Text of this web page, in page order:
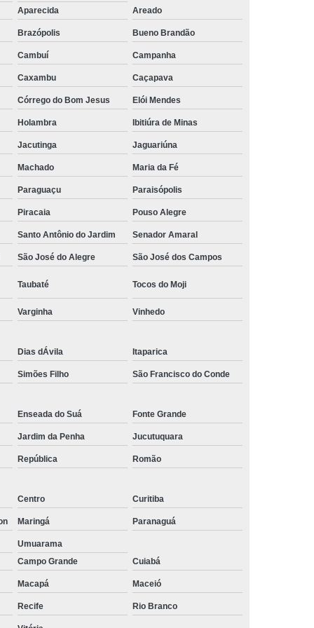
Rastreador Gps para Caminhão
para Caminhão Via Satélite
Rastreador Via Satélite para Caminhão
Sistema de Rastreamento de Caminhões
Rastreador de Carro Belo Horizonte
Rastreador Gps para Carros
Rastreador Veicular para Carro
Rastreador Veicular para Frota
para Carros
Rastreador de Carros
em Carro
Rastreador Gps Carro
no Carro
Rastreador para Carro
Carros
Rastreamento Carros Via Satélite
Rastreamento de Carros
Rastreamento de Carros Minas Gerais
Rastreamento de Carros Via Satélite
Gestão de Frotas Rastreamento
Rastreamento de Frota Veicular
Rastreamento de Frotas
Rastreamento de Frotas com Tecnologia Gps
Rastreamento e Gestão de Frotas
Frotas
Rastreamento Frota Gps
Empresa de Rastreamento de Carros
Aparecida Areado
Brazópolis Bueno Brandão
Cambuí Campanha
Caxambu Caçapava
Córrego do Bom Jesus Elói Mendes
Holambra Ibitiúra de Minas
Jacutinga Jaguariúna
Machado Maria da Fé
Paraguaçu Paraisópolis
Piracaia Pouso Alegre
Santo Antônio do Jardim Senador Amaral
São José do Alegre São José dos Campos
Taubaté Tocos do Moji
Varginha Vinhedo
Dias dÁvila Itaparica
Simões Filho São Francisco do Conde
Enseada do Suá Fonte Grande
Jardim da Penha Jucutuquara
República Romão
Centro Curitiba
Maringá Paranaguá
Umuarama
Campo Grande Cuiabá
Macapá Maceió
Recife Rio Branco